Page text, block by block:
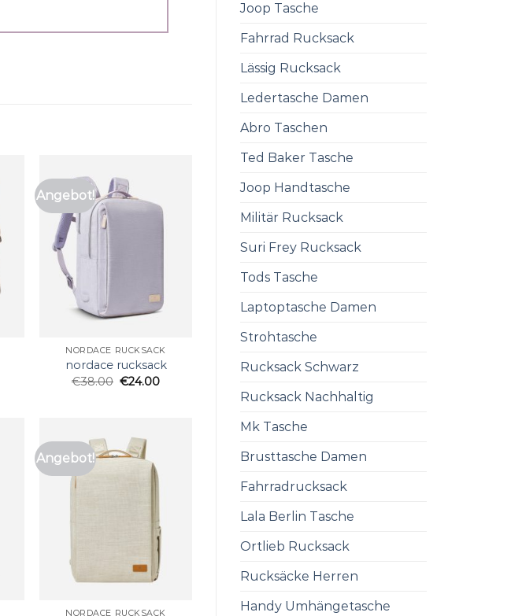
Joop Tasche
Fahrrad Rucksack
Lässig Rucksack
Ledertasche Damen
Abro Taschen
Ted Baker Tasche
Joop Handtasche
Militär Rucksack
Suri Frey Rucksack
Tods Tasche
Laptoptasche Damen
Strohtasche
Rucksack Schwarz
Rucksack Nachhaltig
Mk Tasche
Brusttasche Damen
Fahrradrucksack
Lala Berlin Tasche
Ortlieb Rucksack
Rucksäcke Herren
Handy Umhängetasche
Angebot!
NORDACE RUCKSACK
nordace rucksack
€38.00 €24.00
Angebot!
NORDACE RUCKSACK